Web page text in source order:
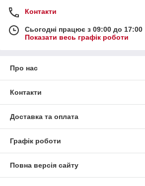
Контакти
Сьогодні працює з 09:00 до 17:00
Показати весь графік роботи
Про нас
Контакти
Доставка та оплата
Графік роботи
Повна версія сайту